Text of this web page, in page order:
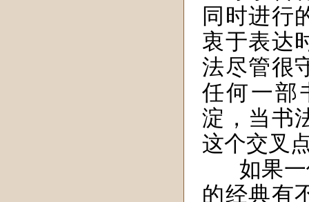
同时进行
衷于表达
法尽管很
任何一部
淀，当书
这个交叉
如果
的经典有